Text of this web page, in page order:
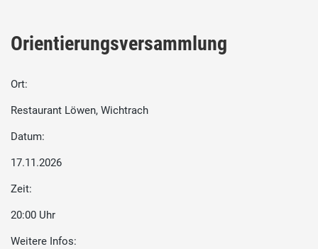
Orientierungsversammlung
Ort:
Restaurant Löwen, Wichtrach
Datum:
17.11.2026
Zeit:
20:00 Uhr
Weitere Infos: